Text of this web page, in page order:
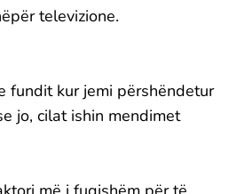
televizione.
fundit kur jemi përshëndetur
jo, cilat ishin mendimet